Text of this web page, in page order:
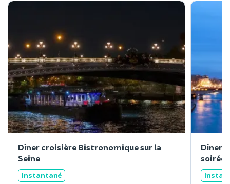
Dîner croisière Bistronomique sur la
Seine
Instantané
Dîner
soirée